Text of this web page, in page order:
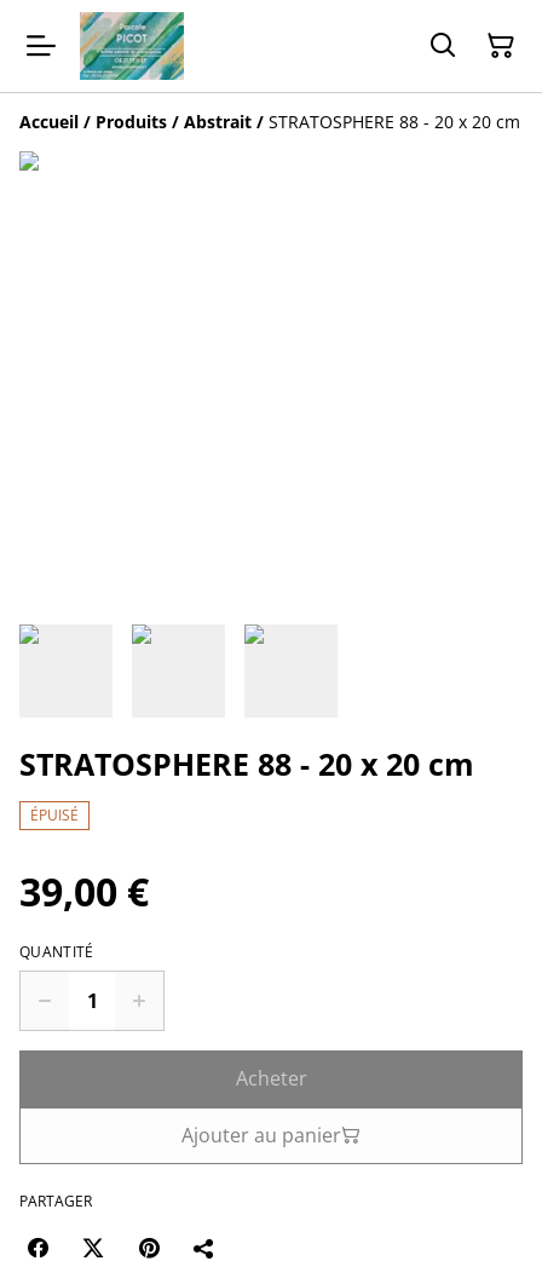
Accueil / Produits / Abstrait / STRATOSPHERE 88 - 20 x 20 cm
STRATOSPHERE 88 - 20 x 20 cm
ÉPUISÉ
39,00 €
QUANTITÉ
Acheter
Ajouter au panier
PARTAGER